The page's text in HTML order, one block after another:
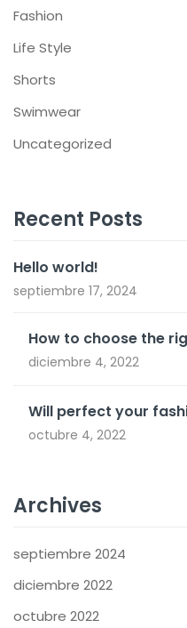
Fashion
Life Style
Shorts
Swimwear
Uncategorized
Recent Posts
Hello world!
septiembre 17, 2024
How to choose the
diciembre 4, 2022
Will perfect your
octubre 4, 2022
Archives
septiembre 2024
diciembre 2022
octubre 2022